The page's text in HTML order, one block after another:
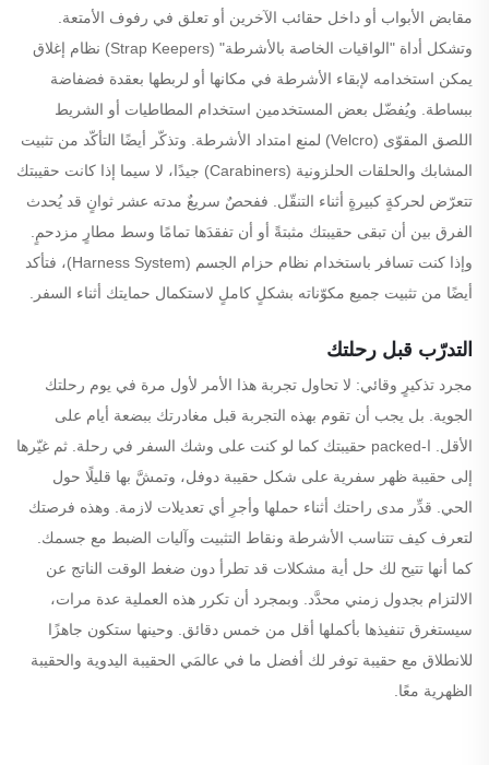
مقابض الأبواب أو داخل حقائب الآخرين أو تعلق في رفوف الأمتعة.
وتشكل أداة "الواقيات الخاصة بالأشرطة" (Strap Keepers) نظام إغلاق
يمكن استخدامه لإبقاء الأشرطة في مكانها أو لربطها بعقدة فضفاضة
ببساطة. ويُفضّل بعض المستخدمين استخدام المطاطيات أو الشريط
اللصق المقوّى (Velcro) لمنع امتداد الأشرطة. وتذكّر أيضًا التأكّد من تثبيت
المشابك والحلقات الحلزونية (Carabiners) جيدًا، لا سيما إذا كانت حقيبتك
تتعرّض لحركةٍ كبيرةٍ أثناء التنقّل. ففحصٌ سريعٌ مدته عشر ثوانٍ قد يُحدث
الفرق بين أن تبقى حقيبتك مثبتةً أو أن تفقدَها تمامًا وسط مطارٍ مزدحمٍ.
وإذا كنت تسافر باستخدام نظام حزام الجسم (Harness System)، فتأكد
أيضًا من تثبيت جميع مكوّناته بشكلٍ كاملٍ لاستكمال حمايتك أثناء السفر.
التدرّب قبل رحلتك
مجرد تذكيرٍ وقائي: لا تحاول تجربة هذا الأمر لأول مرة في يوم رحلتك
الجوية. بل يجب أن تقوم بهذه التجربة قبل مغادرتك ببضعة أيام على
الأقل. ا-packed حقيبتك كما لو كنت على وشك السفر في رحلة. ثم غيّرها
إلى حقيبة ظهر سفرية على شكل حقيبة دوفل، وتمشَّ بها قليلًا حول
الحي. قدِّر مدى راحتك أثناء حملها وأجرِ أي تعديلات لازمة. وهذه فرصتك
لتعرف كيف تتناسب الأشرطة ونقاط التثبيت وآليات الضبط مع جسمك.
كما أنها تتيح لك حل أية مشكلات قد تطرأ دون ضغط الوقت الناتج عن
الالتزام بجدول زمني محدَّد. وبمجرد أن تكرر هذه العملية عدة مرات،
سيستغرق تنفيذها بأكملها أقل من خمس دقائق. وحينها ستكون جاهزًا
للانطلاق مع حقيبة توفر لك أفضل ما في عالمَي الحقيبة اليدوية والحقيبة
الظهرية معًا.